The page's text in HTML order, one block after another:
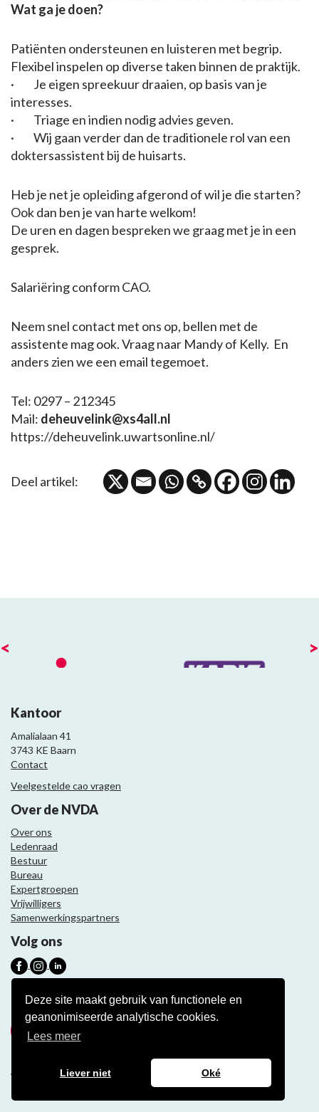
Deze site maakt gebruik van functionele en
geanonimiseerde analytische cookies.
Lees meer
Liever niet Oké
Wat ga je doen?
Patiënten ondersteunen en luisteren met begrip.
Flexibel inspelen op diverse taken binnen de praktijk.
· Je eigen spreekuur draaien, op basis van je
interesses.
· Triage en indien nodig advies geven.
· Wij gaan verder dan de traditionele rol van een
doktersassistent bij de huisarts.
Heb je net je opleiding afgerond of wil je die starten?
Ook dan ben je van harte welkom!
De uren en dagen bespreken we graag met je in een
gesprek.
Salariëring conform CAO.
Neem snel contact met ons op, bellen met de
assistente mag ook. Vraag naar Mandy of Kelly. En
anders zien we een email tegemoet.
Tel: 0297 – 212345
Mail: deheuvelink@xs4all.nl
https://deheuvelink.uwartsonline.nl/
Deel artikel:
< >
Kantoor
Amalialaan 41
3743 KE Baarn
Contact
Veelgestelde cao vragen
Over de NVDA
Over ons
Ledenraad
Bestuur
Bureau
Expertgroepen
Vrijwilligers
Samenwerkingspartners
Volg ons
Nieuwsbrief
Meld je aan
Website ontwikkeling door Eenvoud.